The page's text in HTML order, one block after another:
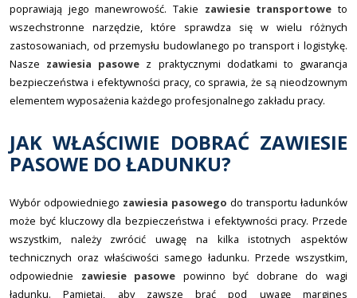
poprawiają jego manewrowość. Takie zawiesie transportowe to
wszechstronne narzędzie, które sprawdza się w wielu różnych
zastosowaniach, od przemysłu budowlanego po transport i logistykę.
Nasze zawiesia pasowe z praktycznymi dodatkami to gwarancja
bezpieczeństwa i efektywności pracy, co sprawia, że są nieodzownym
elementem wyposażenia każdego profesjonalnego zakładu pracy.
JAK WŁAŚCIWIE DOBRAĆ ZAWIESIE
PASOWE DO ŁADUNKU?
Wybór odpowiedniego zawiesia pasowego do transportu ładunków
może być kluczowy dla bezpieczeństwa i efektywności pracy. Przede
wszystkim, należy zwrócić uwagę na kilka istotnych aspektów
technicznych oraz właściwości samego ładunku. Przede wszystkim,
odpowiednie zawiesie pasowe powinno być dobrane do wagi
ładunku. Pamiętaj, aby zawsze brać pod uwagę margines